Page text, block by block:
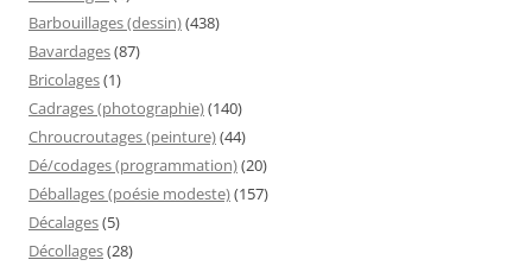
Barbouillages (dessin)(438)
Bavardages(87)
Bricolages(1)
Cadrages (photographie)(140)
Chroucroutages (peinture)(44)
Dé/codages (programmation)(20)
Déballages (poésie modeste)(157)
Décalages(5)
Décollages(28)